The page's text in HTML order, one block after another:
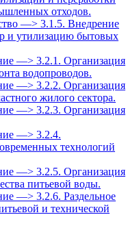
отходов.
—> 3.1.5. Внедрение
и утилизацию бытовых
—> 3.2.1. Организация
водопроводов.
—> 3.2.2. Организация
жилого сектора.
—> 3.2.3. Организация
—> 3.2.4.
технологий
—> 3.2.5. Организация
питьевой воды.
—> 3.2.6. Раздельное
и технической